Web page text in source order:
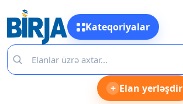
Kateqoriyalar
+ Elan yerləşdir